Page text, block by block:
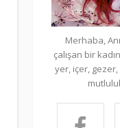
Merhaba,
çalışan bir
yer, içer,